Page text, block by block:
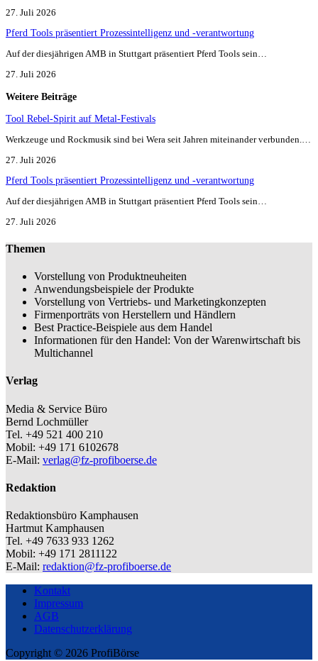
27. Juli 2026
Pferd Tools präsentiert Prozessintelligenz und -verantwortung
Auf der diesjährigen AMB in Stuttgart präsentiert Pferd Tools sein…
27. Juli 2026
Weitere Beiträge
Tool Rebel-Spirit auf Metal-Festivals
Werkzeuge und Rockmusik sind bei Wera seit Jahren miteinander verbunden.…
27. Juli 2026
Pferd Tools präsentiert Prozessintelligenz und -verantwortung
Auf der diesjährigen AMB in Stuttgart präsentiert Pferd Tools sein…
27. Juli 2026
Themen
Vorstellung von Produktneuheiten
Anwendungsbeispiele der Produkte
Vorstellung von Vertriebs- und Marketingkonzepten
Firmenporträts von Herstellern und Händlern
Best Practice-Beispiele aus dem Handel
Informationen für den Handel: Von der Warenwirtschaft bis
Multichannel
Verlag
Media & Service Büro
Bernd Lochmüller
Tel. +49 521 400 210
Mobil: +49 171 6102678
E-Mail: verlag@fz-profiboerse.de
Redaktion
Redaktionsbüro Kamphausen
Hartmut Kamphausen
Tel. +49 7633 933 1262
Mobil: +49 171 2811122
E-Mail: redaktion@fz-profiboerse.de
Kontakt
Impressum
AGB
Datenschutzerklärung
Copyright © 2026 ProfiBörse